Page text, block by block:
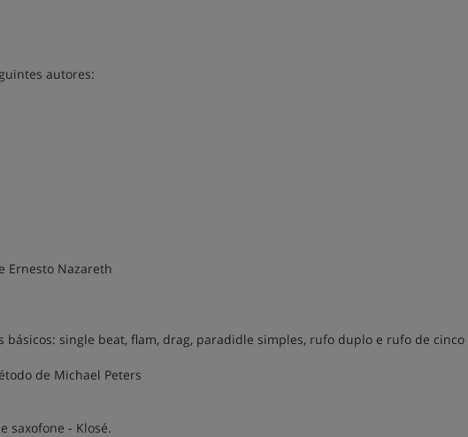
autores:
Ernesto Nazareth
básicos: single beat, flam, drag, paradidle simples, rufo duplo e rufo de cinco
de Michael Peters
saxofone - Klosé.